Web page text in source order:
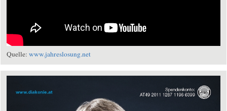
Quelle: www.jahreslosung.net